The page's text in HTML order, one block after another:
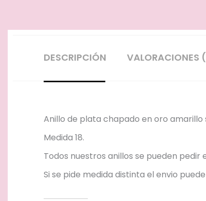
DESCRIPCIÓN VALORACIONES
Anillo de plata chapado en oro
Medida 18.
Todos nuestros anillos se pueden pedir
Si se pide medida distinta el envio